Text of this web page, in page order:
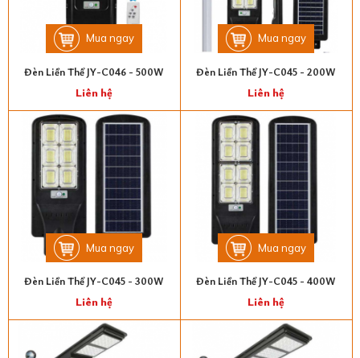
Mua ngay
Đèn Liền Thể JY-C046 - 500W
Liên hệ
Mua ngay
Đèn Liền Thể JY-C045 - 200W
Liên hệ
Mua ngay
Đèn Liền Thể JY-C045 - 300W
Liên hệ
Mua ngay
Đèn Liền Thể JY-C045 - 400W
Liên hệ